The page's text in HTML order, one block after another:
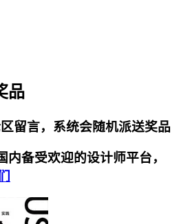
品
留言，系统会随机派送奖品
内备受欢迎的设计师平台，